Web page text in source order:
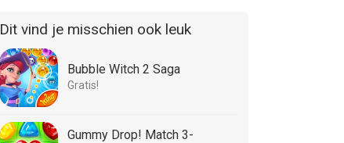
Dit vind je misschien ook leuk
Bubble Witch 2 Saga
Gratis!
Gummy Drop! Match 3-